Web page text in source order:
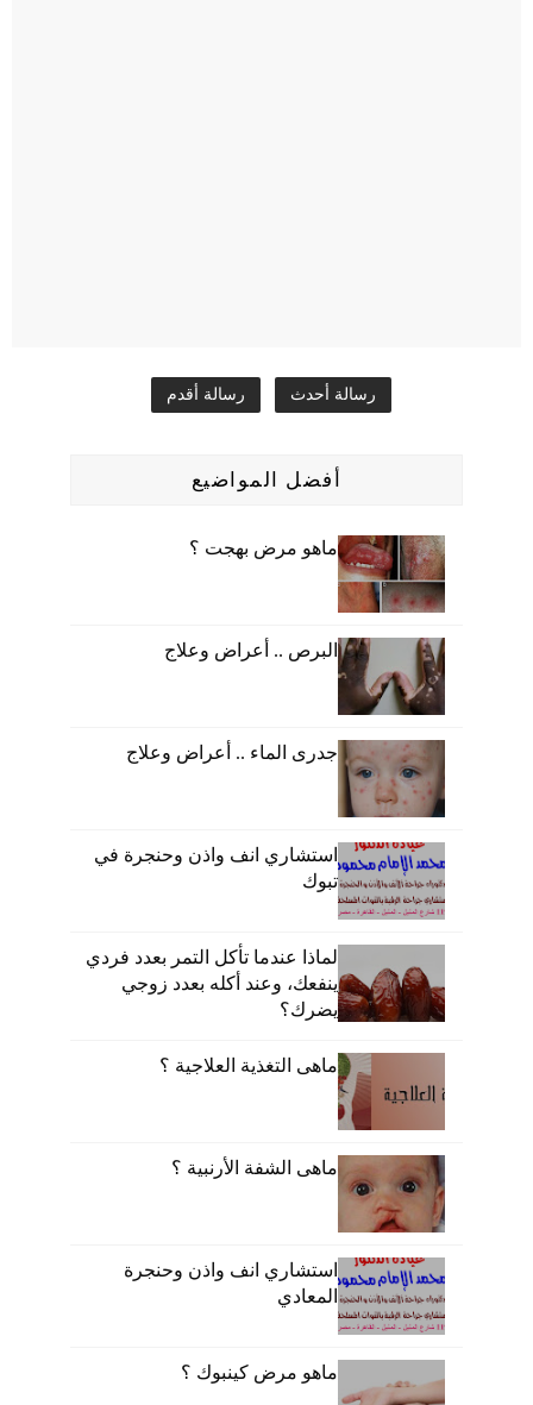
رسالة أحدث رسالة أقدم
أفضل المواضيع
ماهو مرض بهجت ؟
البرص .. أعراض وعلاج
جدرى الماء .. أعراض وعلاج
استشاري انف واذن وحنجرة في
تبوك
لماذا عندما تأكل التمر بعدد فردي
ينفعك، وعند أكله بعدد زوجي
يضرك؟
ماهى التغذية العلاجية ؟
ماهى الشفة الأرنبية ؟
استشاري انف واذن وحنجرة
المعادي
ماهو مرض كينبوك ؟